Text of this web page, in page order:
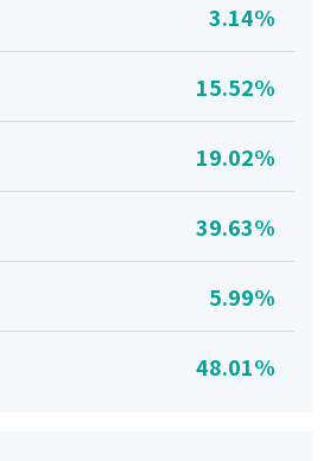
3.14%
15.52%
19.02%
39.63%
5.99%
48.01%